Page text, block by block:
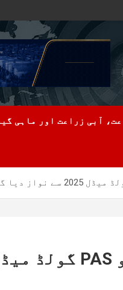
آبی زراعت اور ماہی